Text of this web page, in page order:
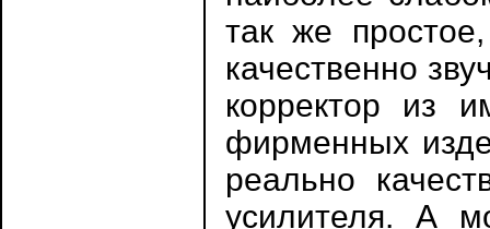
так же
качественно
корректор из
фирменных
реально
усилителя. А